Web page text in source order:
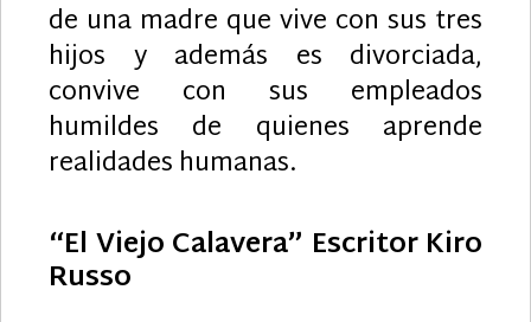
de una madre que vive con sus tres
hijos y además es divorciada,
convive con sus empleados
humildes de quienes aprende
realidades humanas.
“El Viejo Calavera” Escritor Kiro
Russo